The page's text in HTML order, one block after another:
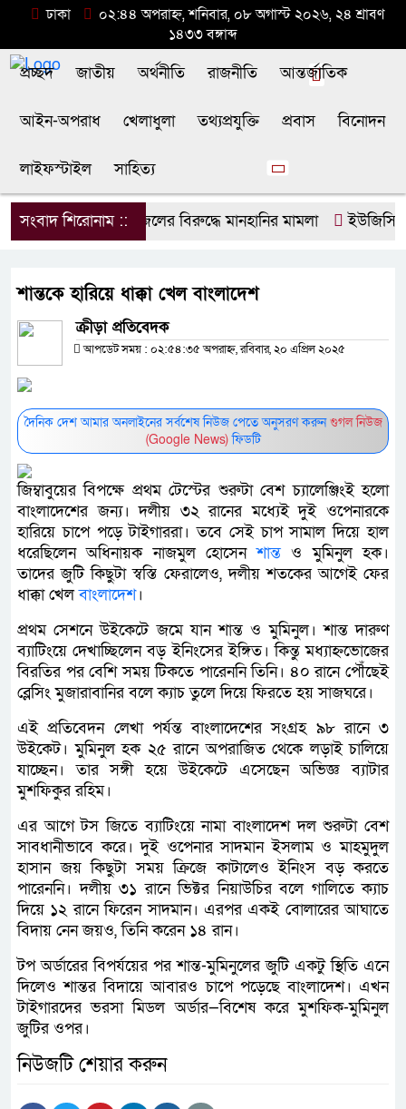
ঢাকা
০২:৪৪ অপরাহ্ন, শনিবার, ০৮ অগাস্ট ২০২৬, ২৪ শ্রাবণ
১৪৩৩ বঙ্গাব্দ
প্রচ্ছদ জাতীয় অর্থনীতি রাজনীতি আন্তর্জাতিক
আইন-অপরাধ খেলাধুলা তথ্যপ্রযুক্তি প্রবাস বিনোদন
লাইফস্টাইল সাহিত্য
সংবাদ শিরোনাম ::ডিপজলের বিরুদ্ধে মানহানির মামলা ইউজিসির
শান্তকে হারিয়ে ধাক্কা খেল বাংলাদেশ
ক্রীড়া প্রতিবেদক
আপডেট সময় : ০২:৫৪:৩৫ অপরাহ্ন, রবিবার, ২০ এপ্রিল ২০২৫
দৈনিক দেশ আমার অনলাইনের সর্বশেষ নিউজ পেতে অনুসরণ করুনগুগল নিউজ
(Google News)ফিডটি
জিম্বাবুয়ের বিপক্ষে প্রথম টেস্টের শুরুটা বেশ চ্যালেঞ্জিংই হলো
বাংলাদেশের জন্য। দলীয় ৩২ রানের মধ্যেই দুই ওপেনারকে
হারিয়ে চাপে পড়ে টাইগাররা। তবে সেই চাপ সামাল দিয়ে হাল
ধরেছিলেন অধিনায়ক নাজমুল হোসেনশান্ত ও মুমিনুল হক।
তাদের জুটি কিছুটা স্বস্তি ফেরালেও, দলীয় শতকের আগেই ফের
ধাক্কা খেলবাংলাদেশ।
প্রথম সেশনে উইকেটে জমে যান শান্ত ও মুমিনুল। শান্ত দারুণ
ব্যাটিংয়ে দেখাচ্ছিলেন বড় ইনিংসের ইঙ্গিত। কিন্তু মধ্যাহ্নভোজের
বিরতির পর বেশি সময় টিকতে পারেননি তিনি। ৪০ রানে পৌঁছেই
ব্লেসিং মুজারাবানির বলে ক্যাচ তুলে দিয়ে ফিরতে হয় সাজঘরে।
এই প্রতিবেদন লেখা পর্যন্ত বাংলাদেশের সংগ্রহ ৯৮ রানে ৩
উইকেট। মুমিনুল হক ২৫ রানে অপরাজিত থেকে লড়াই চালিয়ে
যাচ্ছেন। তার সঙ্গী হয়ে উইকেটে এসেছেন অভিজ্ঞ ব্যাটার
মুশফিকুর রহিম।
এর আগে টস জিতে ব্যাটিংয়ে নামা বাংলাদেশ দল শুরুটা বেশ
সাবধানীভাবে করে। দুই ওপেনার সাদমান ইসলাম ও মাহমুদুল
হাসান জয় কিছুটা সময় ক্রিজে কাটালেও ইনিংস বড় করতে
পারেননি। দলীয় ৩১ রানে ভিক্টর নিয়াউচির বলে গালিতে ক্যাচ
দিয়ে ১২ রানে ফিরেন সাদমান। এরপর একই বোলারের আঘাতে
বিদায় নেন জয়ও, তিনি করেন ১৪ রান।
টপ অর্ডারের বিপর্যয়ের পর শান্ত-মুমিনুলের জুটি একটু স্থিতি এনে
দিলেও শান্তর বিদায়ে আবারও চাপে পড়েছে বাংলাদেশ। এখন
টাইগারদের ভরসা মিডল অর্ডার—বিশেষ করে মুশফিক-মুমিনুল
জুটির ওপর।
নিউজটি শেয়ার করুন